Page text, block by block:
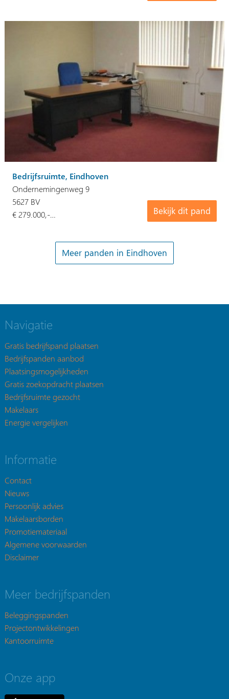
Bedrijfsruimte, Eindhoven
Ondernemingenweg 9
Bekijk dit pand
5627 BV
€ 279.000,-…
Meer panden in Eindhoven
Navigatie
Gratis bedrijfspand plaatsen
Bedrijfspanden aanbod
Plaatsingsmogelijkheden
Gratis zoekopdracht plaatsen
Bedrijfsruimte gezocht
Makelaars
Energie vergelijken
Informatie
Contact
Nieuws
Persoonlijk advies
Makelaarsborden
Promotiemateriaal
Algemene voorwaarden
Disclaimer
Meer bedrijfspanden
Beleggingspanden
Projectontwikkelingen
Kantoorruimte
Onze app